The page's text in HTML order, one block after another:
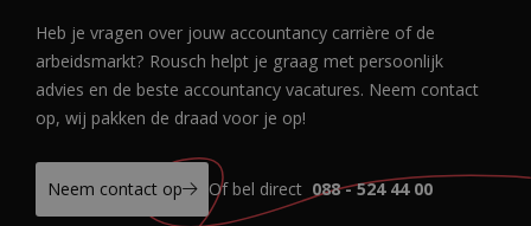
Heb je vragen over jouw accountancy carrière of de
arbeidsmarkt? Rousch helpt je graag met persoonlijk
advies en de beste accountancy vacatures. Neem contact
op, wij pakken de draad voor je op!
Neem contact op Of bel direct 088 - 524 44 00